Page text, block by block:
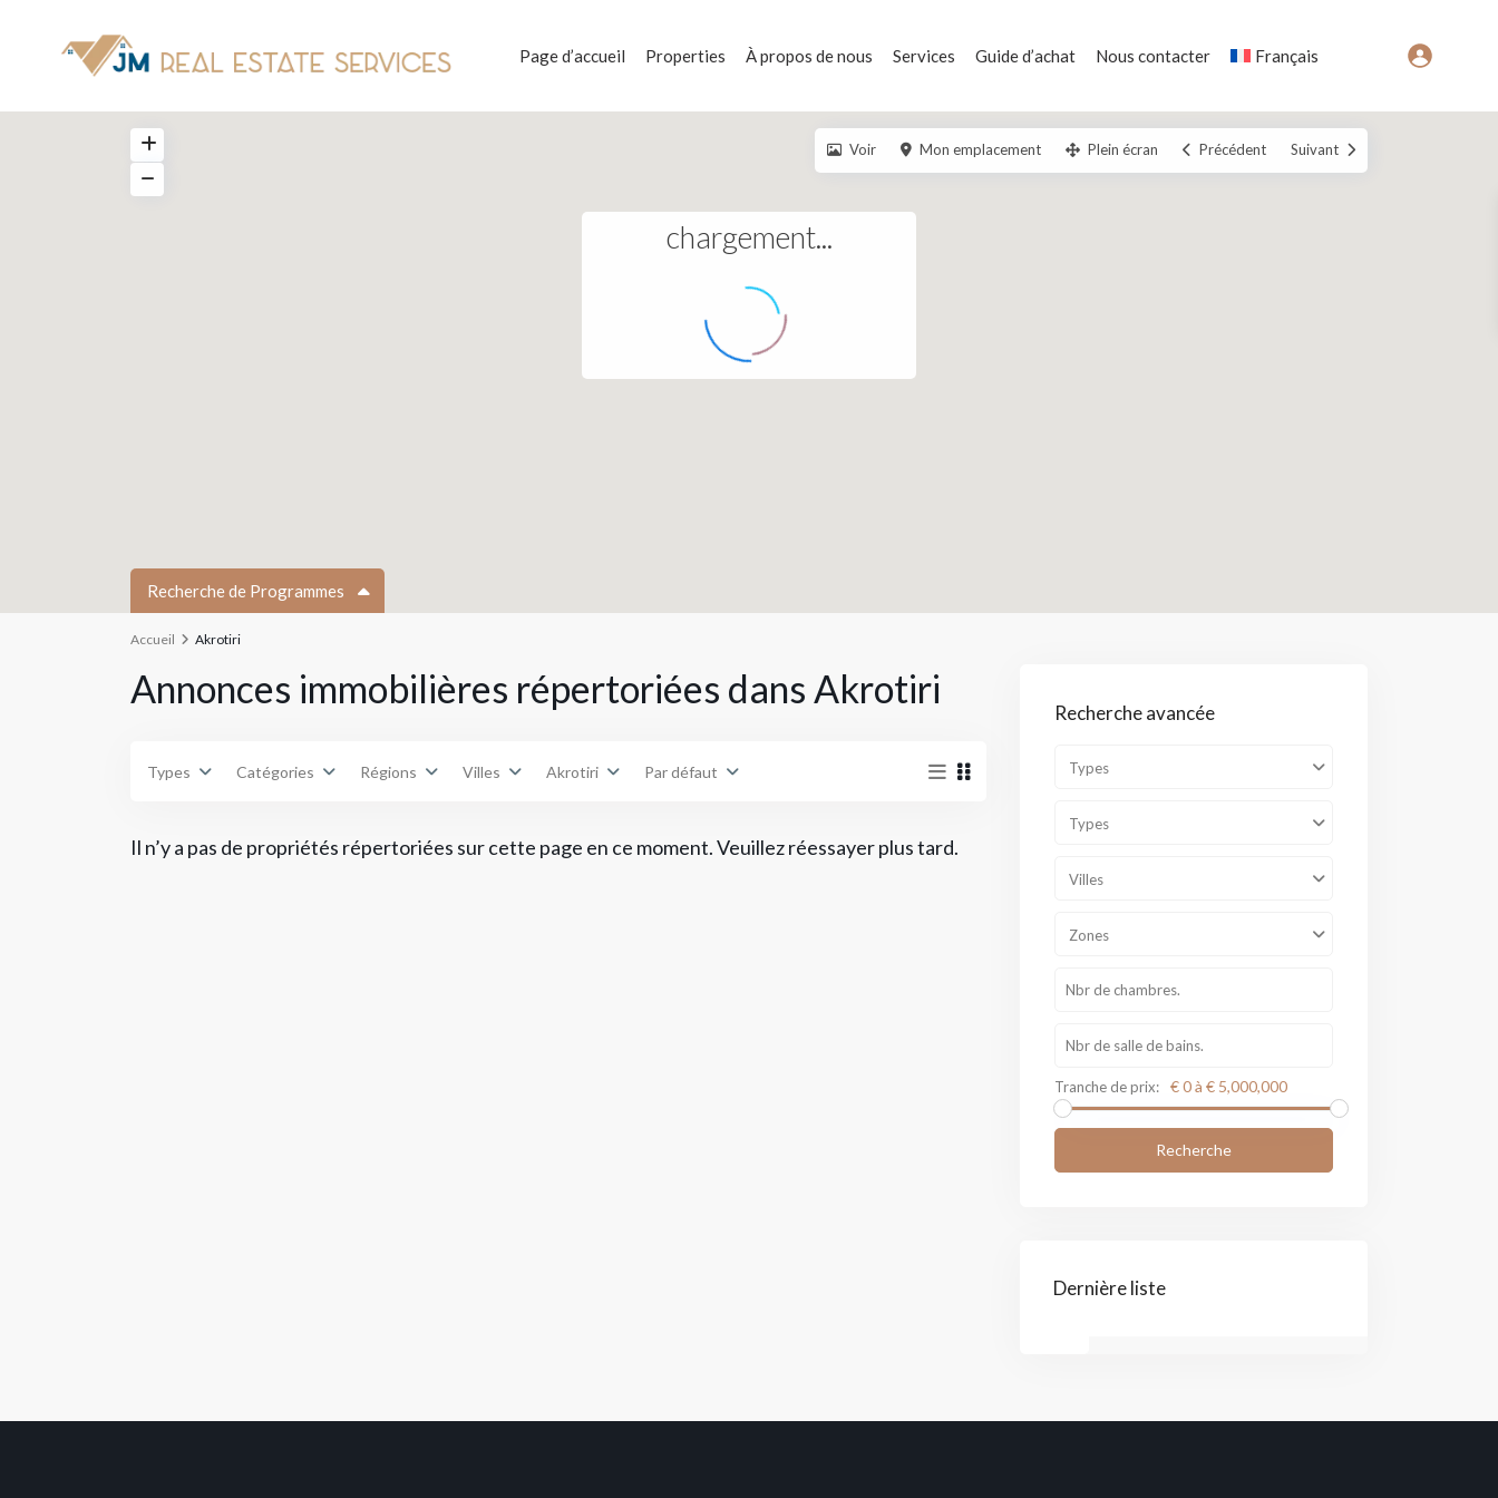
Page d’accueil Properties À propos de nous Services Guide d’achat Nous contacter Français
chargement...
Voir Mon emplacement Plein écran Précédent Suivant
Recherche de Programmes
Types
Tranche de prix: € 0 à € 5,000,000
Accueil Akrotiri
Annonces immobilières répertoriées dans Akrotiri
Types Catégories Régions Villes Akrotiri Par défaut
Il n’y a pas de propriétés répertoriées sur cette page en ce moment. Veuillez réessayer plus tard.
Recherche avancée
Types
Types
Villes
Zones
Tranche de prix: € 0 à € 5,000,000
Recherche
Dernière liste